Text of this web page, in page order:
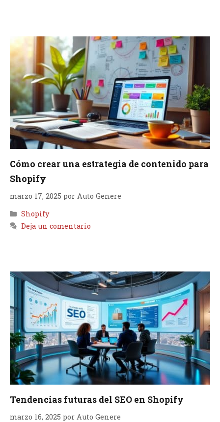
Cómo crear una estrategia de contenido para
Shopify
marzo 17, 2025 por Auto Genere
Categorías
Shopify
Deja un comentario
Tendencias futuras del SEO en Shopify
marzo 16, 2025 por Auto Genere